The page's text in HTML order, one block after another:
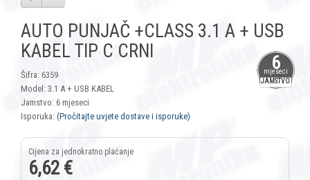
6
mjeseci
JAMSTVO
AUTO PUNJAČ +CLASS 3.1 A + USB
KABEL TIP C CRNI
Šifra: 6359
Model: 3.1 A + USB KABEL
Jamstvo: 6 mjeseci
Isporuka: (Pročitajte uvjete dostave i isporuke)
6,62 €